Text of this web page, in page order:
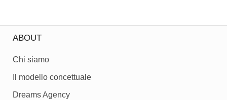
ABOUT
Chi siamo
Il modello concettuale
Dreams Agency